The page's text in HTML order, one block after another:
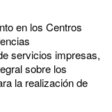
en los Centros
servicios impresas,
sobre los
la realización de